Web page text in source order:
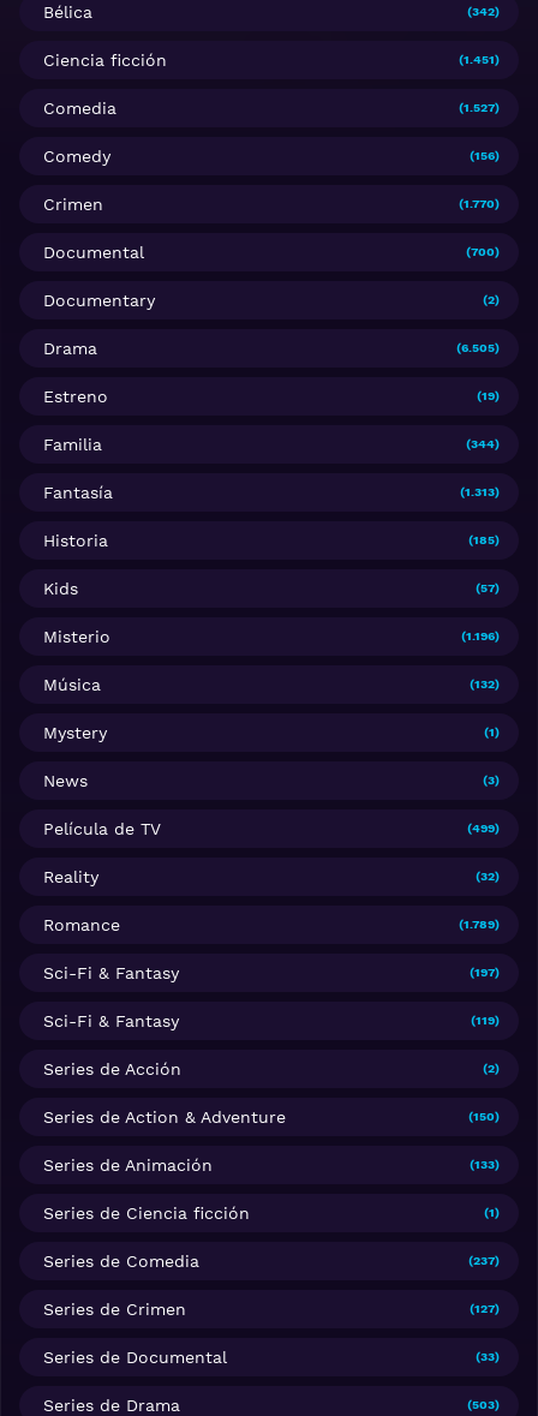
Bélica (342)
Ciencia ficción (1.451)
Comedia (1.527)
Comedy (156)
Crimen (1.770)
Documental (700)
Documentary (2)
Drama (6.505)
Estreno (19)
Familia (344)
Fantasía (1.313)
Historia (185)
Kids (57)
Misterio (1.196)
Música (132)
Mystery (1)
News (3)
Película de TV (499)
Reality (32)
Romance (1.789)
Sci-Fi & Fantasy (197)
Sci-Fi & Fantasy (119)
Series de Acción (2)
Series de Action & Adventure (150)
Series de Animación (133)
Series de Ciencia ficción (1)
Series de Comedia (237)
Series de Crimen (127)
Series de Documental (33)
Series de Drama (503)